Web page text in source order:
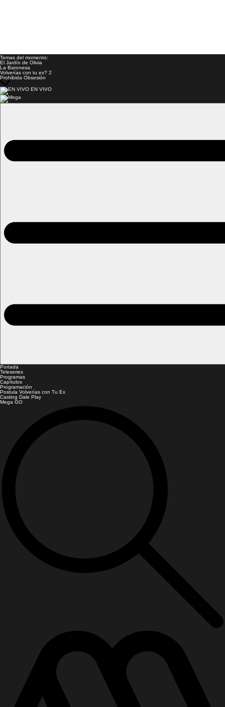
Temas del momento:
El Jardín de Olivia
La Baronesa
Volverías con tu ex? 2
Prohibida Obsesión
EN VIVO
Portada
Teleseries
Programas
Capítulos
Programación
Postula Volverías con Tu Ex
Casting Dale Play
Mega GO